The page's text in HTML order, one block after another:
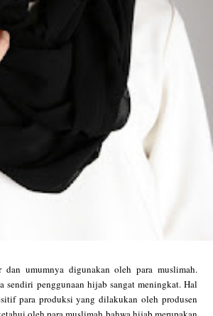
umumnya digunakan oleh para muslimah.
sendiri penggunaan hijab sangat meningkat. Hal
para produksi yang dilakukan oleh produsen